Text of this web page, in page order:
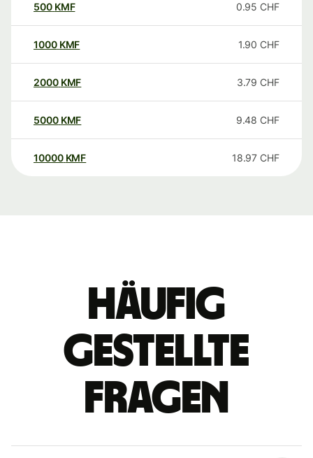
500 KMF 0.95 CHF
1000 KMF 1.90 CHF
2000 KMF 3.79 CHF
5000 KMF 9.48 CHF
10000 KMF 18.97 CHF
Häufig
gestellte
Fragen